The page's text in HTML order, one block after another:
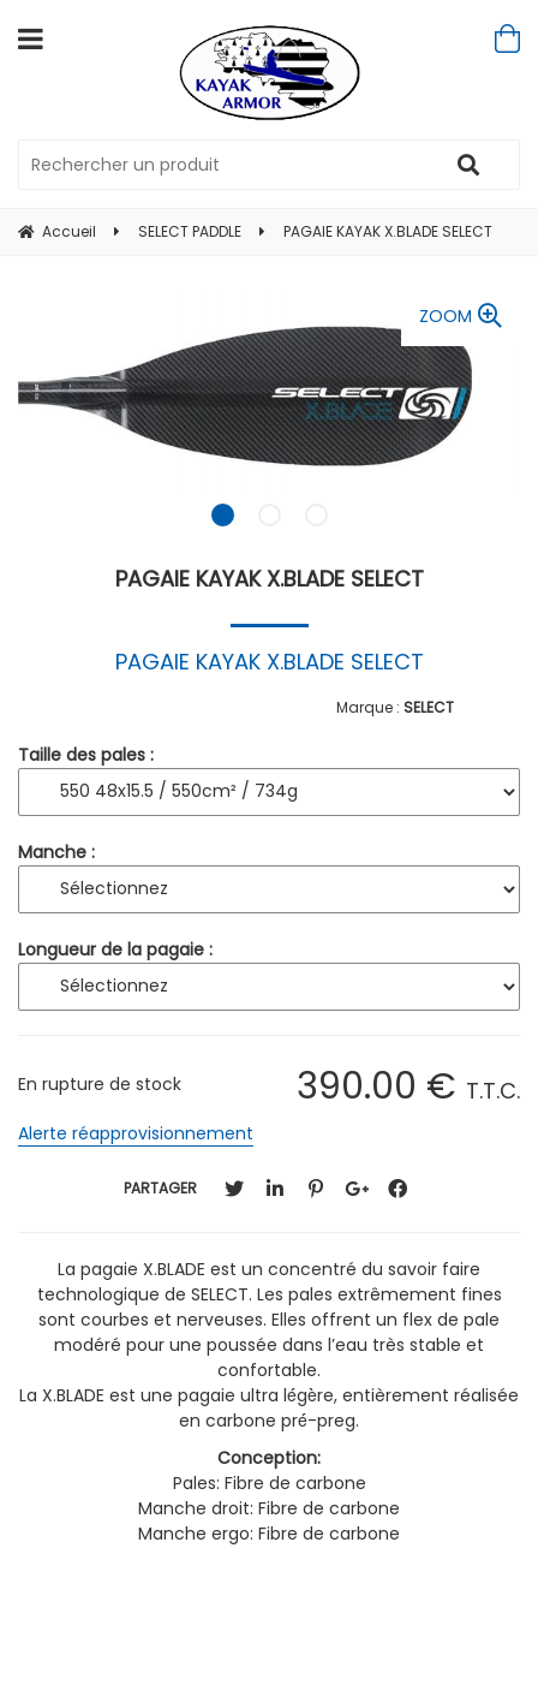
Accueil SELECT PADDLE PAGAIE KAYAK X.BLADE SELECT
ZOOM
PAGAIE KAYAK X.BLADE SELECT
PAGAIE KAYAK X.BLADE SELECT
SELECT
Taille des pales :
Manche :
Longueur de la pagaie :
390.00 € T.T.C.
En rupture de stock
Alerte réapprovisionnement
PARTAGER
La pagaie X.BLADE est un concentré du savoir faire
technologique de SELECT. Les pales extrêmement fines
sont courbes et nerveuses. Elles offrent un flex de pale
modéré pour une poussée dans l’eau très stable et
confortable.
La X.BLADE est une pagaie ultra lé́gè̀re, entièrement réalisée
en carbone pré́-preg.
Conception:
Pales: Fibre de carbone
Manche droit: Fibre de carbone
Manche ergo: Fibre de carbone